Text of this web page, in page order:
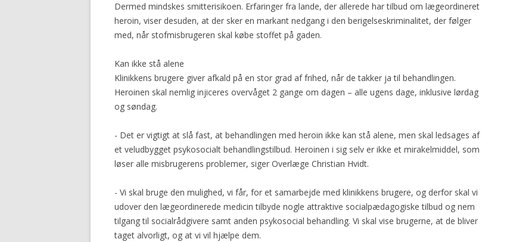
Dermed mindskes smitterisikoen. Erfaringer fra lande, der allerede har tilbud om lægeordineret
heroin, viser desuden, at der sker en markant nedgang i den berigelseskriminalitet, der følger
med, når stofmisbrugeren skal købe stoffet på gaden.
Kan ikke stå alene
Klinikkens brugere giver afkald på en stor grad af frihed, når de takker ja til behandlingen.
Heroinen skal nemlig injiceres overvåget 2 gange om dagen – alle ugens dage, inklusive lørdag
og søndag.
- Det er vigtigt at slå fast, at behandlingen med heroin ikke kan stå alene, men skal ledsages af
et veludbygget psykosocialt behandlingstilbud. Heroinen i sig selv er ikke et mirakelmiddel, som
løser alle misbrugerens problemer, siger Overlæge Christian Hvidt.
- Vi skal bruge den mulighed, vi får, for et samarbejde med klinikkens brugere, og derfor skal vi
udover den lægeordinerede medicin tilbyde nogle attraktive socialpædagogiske tilbud og nem
tilgang til socialrådgivere samt anden psykosocial behandling. Vi skal vise brugerne, at de bliver
taget alvorligt, og at vi vil hjælpe dem.